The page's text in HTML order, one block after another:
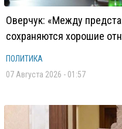
Оверчук: «Между
сохраняются хорошие
ПОЛИТИКА
07 Августа 2026 - 01:57